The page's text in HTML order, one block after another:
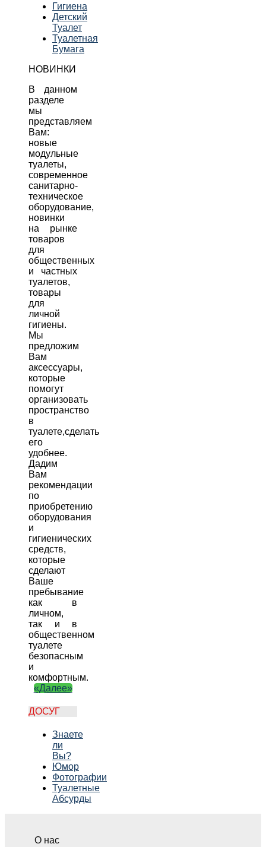
Гигиена
Детский
Туалет
Туалетная
Бумага
НОВИНКИ
В данном
разделе
мы
представляем
Вам:
новые
модульные
туалеты,
современное
санитарно-
техническое
оборудование,
новинки
на рынке
товаров
для
общественных
и частных
туалетов,
товары
для
личной
гигиены.
Мы
предложим
Вам
аксессуары,
которые
помогут
организовать
пространство
в
туалете,сделать
его
удобнее.
Дадим
Вам
рекомендации
по
приобретению
оборудования
и
гигиенических
средств,
которые
сделают
Ваше
пребывание
как в
личном,
так и в
общественном
туалете
безопасным
и
комфортным.
«Далее»
ДОСУГ
Знаете
ли
Вы?
Юмор
Фотографии
Туалетные
Абсурды
О нас